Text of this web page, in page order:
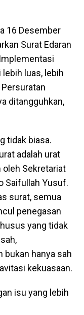
16 Desember
Surat Edaran
lebih luas, lebih
ditangguhkan,
tidak biasa.
adalah urat
oleh Sekretariat
Saifullah Yusuf.
surat, semua
penegasan
yang tidak
bukan hanya sah
kekuasaan.
isu yang lebih